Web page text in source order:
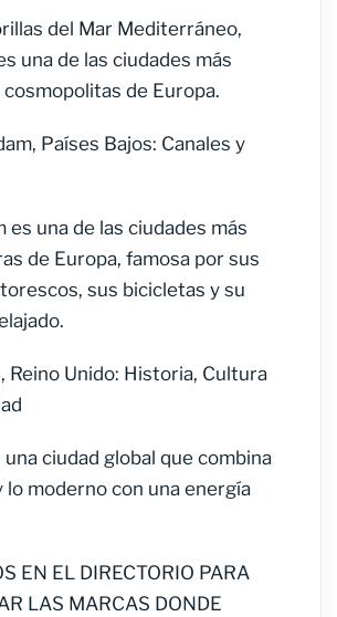
del Mar Mediterráneo,
una de las ciudades más
de Europa.
Países Bajos: Canales y
es una de las ciudades más
de Europa, famosa por sus
sus bicicletas y su
Reino Unido: Historia, Cultura
ciudad global que combina
lo moderno con una energía
EN EL DIRECTORIO PARA
LAS MARCAS DONDE